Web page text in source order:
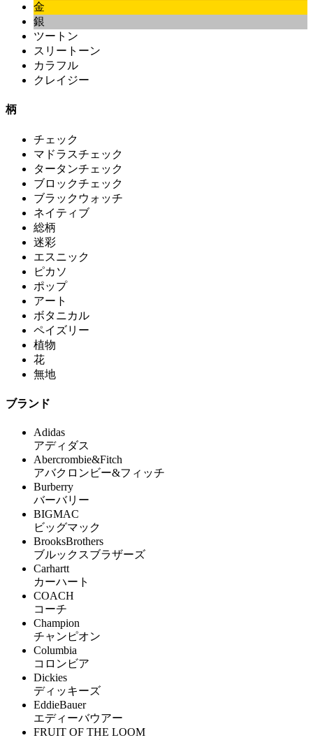
金
銀
ツートン
スリートーン
カラフル
クレイジー
柄
チェック
マドラスチェック
タータンチェック
ブロックチェック
ブラックウォッチ
ネイティブ
総柄
迷彩
エスニック
ピカソ
ポップ
アート
ボタニカル
ペイズリー
植物
花
無地
ブランド
Adidas
アディダス
Abercrombie&Fitch
アバクロンビー&フィッチ
Burberry
バーバリー
BIGMAC
ビッグマック
BrooksBrothers
ブルックスブラザーズ
Carhartt
カーハート
COACH
コーチ
Champion
チャンピオン
Columbia
コロンビア
Dickies
ディッキーズ
EddieBauer
エディーバウアー
FRUIT OF THE LOOM